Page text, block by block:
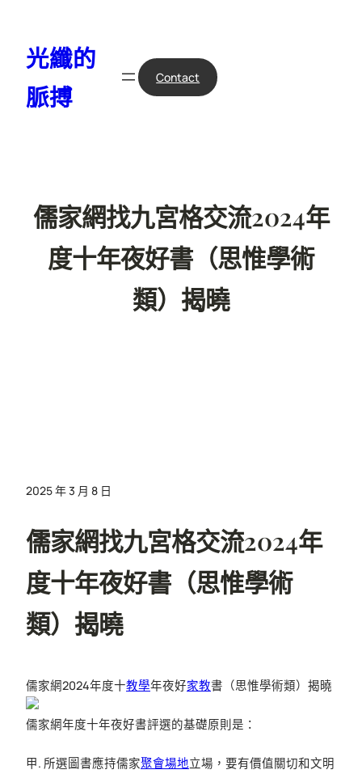
光纖的
脈搏
Contact
儒家網找九宮格交流2024年
度十年夜好書（思惟學術
類）揭曉
2025 年 3 月 8 日
儒家網找九宮格交流2024年
度十年夜好書（思惟學術
類）揭曉
儒家網2024年度十教學年夜好家教書（思惟學術類）揭曉
儒家網年度十年夜好書評選的基礎原則是：
甲. 所選圖書應持儒家聚會場地立場，要有價值關切和文明